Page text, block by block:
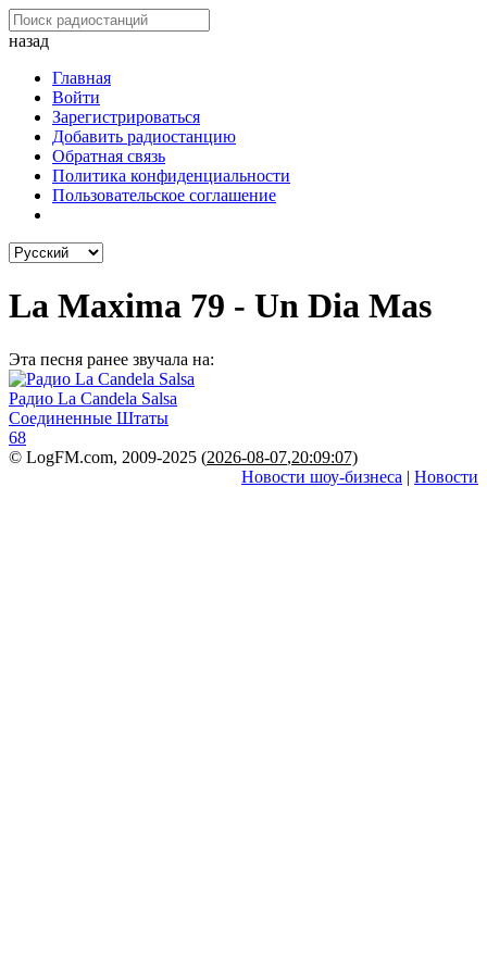
назад
Главная
Войти
Зарегистрироваться
Добавить радиостанцию
Обратная связь
Политика конфиденциальности
Пользовательское соглашение
La Maxima 79 - Un Dia Mas
Эта песня ранее звучала на:
Радио La Candela Salsa
Соединенные Штаты
68
© LogFM.com, 2009-2025 (2026-08-07,20:09:07)
Новости шоу-бизнеса | Новости